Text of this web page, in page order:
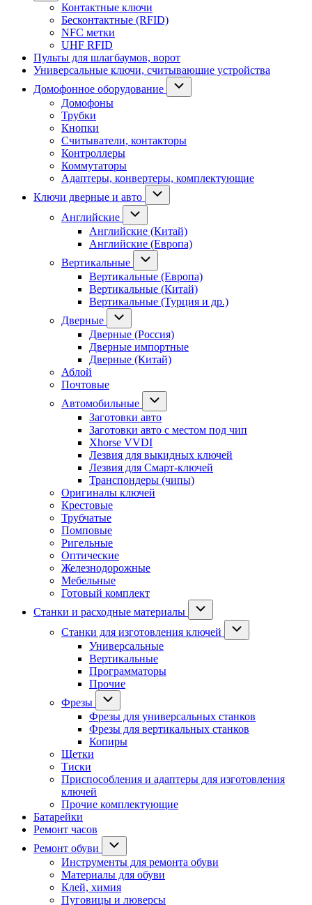
Контактные ключи
Бесконтактные (RFID)
NFC метки
UHF RFID
Пульты для шлагбаумов, ворот
Универсальные ключи, считывающие устройства
Домофонное оборудование
Домофоны
Трубки
Кнопки
Считыватели, контакторы
Контроллеры
Коммутаторы
Адаптеры, конвертеры, комплектующие
Ключи дверные и авто
Английские
Английские (Китай)
Английские (Европа)
Вертикальные
Вертикальные (Европа)
Вертикальные (Китай)
Вертикальные (Турция и др.)
Дверные
Дверные (Россия)
Дверные импортные
Дверные (Китай)
Аблой
Почтовые
Автомобильные
Заготовки авто
Заготовки авто с местом под чип
Xhorse VVDI
Лезвия для выкидных ключей
Лезвия для Смарт-ключей
Транспондеры (чипы)
Оригиналы ключей
Крестовые
Трубчатые
Помповые
Ригельные
Оптические
Железнодорожные
Мебельные
Готовый комплект
Станки и расходные материалы
Станки для изготовления ключей
Универсальные
Вертикальные
Программаторы
Прочие
Фрезы
Фрезы для универсальных станков
Фрезы для вертикальных станков
Копиры
Щетки
Тиски
Приспособления и адаптеры для изготовления
ключей
Прочие комплектующие
Батарейки
Ремонт часов
Ремонт обуви
Инструменты для ремонта обуви
Материалы для обуви
Клей, химия
Пуговицы и люверсы